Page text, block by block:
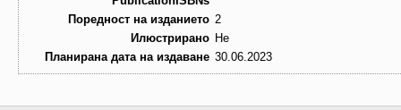
Поредност на изданието 2
Илюстрирано Не
Планирана дата на издаване 30.06.2023